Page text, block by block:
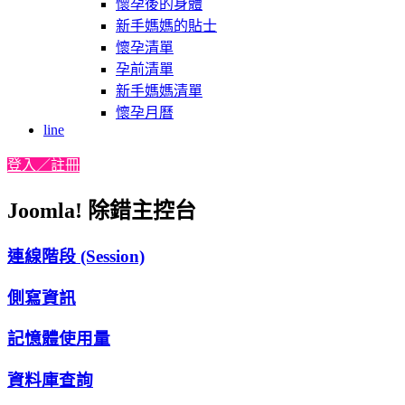
懷孕後的身體
新手媽媽的貼士
懷孕清單
孕前清單
新手媽媽清單
懷孕月曆
line
登入／註冊
Joomla! 除錯主控台
連線階段 (Session)
側寫資訊
記憶體使用量
資料庫查詢